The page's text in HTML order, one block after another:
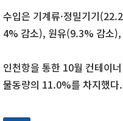
수입은 기계류·정밀기기
4% 감소), 원유(9.3% 감소
인천항을 통한 10월 컨테이
물동량의 11.0%를 차지했다.